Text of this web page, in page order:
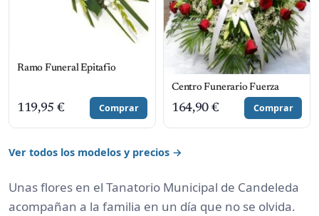
Ramo Funeral Epitafio
119,95 € Comprar
Centro Funerario Fuerza
164,90 € Comprar
Ver todos los modelos y precios →
Unas flores en el Tanatorio Municipal de Candeleda
acompañan a la familia en un día que no se olvida.